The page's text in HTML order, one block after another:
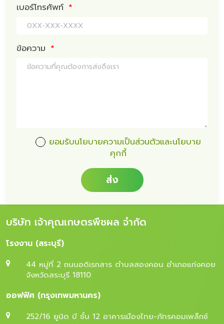
เบอร์โทรศัพท์ *
ข้อความ *
ยอมรับนโยบายความเป็นส่วนตัวและนโยบาย
คุกกี้
ส่ง
บริษัท เจ้าคุณเกษตรพืชผล จำกัด
โรงงาน (สระบุรี)
44 หมู่ที่ 2 ถนนอดิเรกสาร ตำบลสองคอน อำเภอแก่งคอย
จังหวัดสระบุรี 18110
ออฟฟิศ (กรุงเทพมหานคร)
252/16 ยูนิต บี ชั้น 12 อาคารเมืองไทย-ภัทรคอมเพล็กซ์